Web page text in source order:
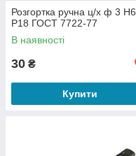
Розгортка ручна ц/х ф 3 Н6
Р18 ГОСТ 7722-77
В наявності
30 ₴
Купити